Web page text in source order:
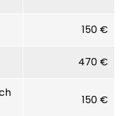
150 €
470 €
150 €